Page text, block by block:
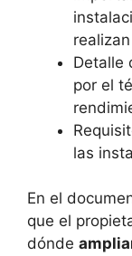
Detalle
por el
las
En el
que el
dónde